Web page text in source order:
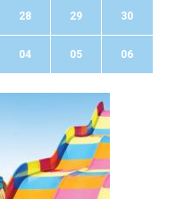
28 29 30
04 05 06